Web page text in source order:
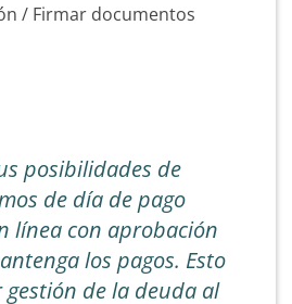
/ Firmar documentos
posibilidades de
de día de pago
línea con aprobación
los pagos. Esto
de la deuda al